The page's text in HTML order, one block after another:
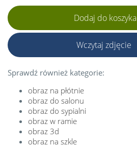
Dodaj do koszyka
Wczytaj zdjęcie
Sprawdź również kategorie:
obraz na płótnie
obraz do salonu
obraz do sypialni
obraz w ramie
obraz 3d
obraz na szkle